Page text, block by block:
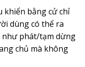
khiển bằng cử chỉ
dùng có thể ra
như phát/tạm dừng
chủ mà không